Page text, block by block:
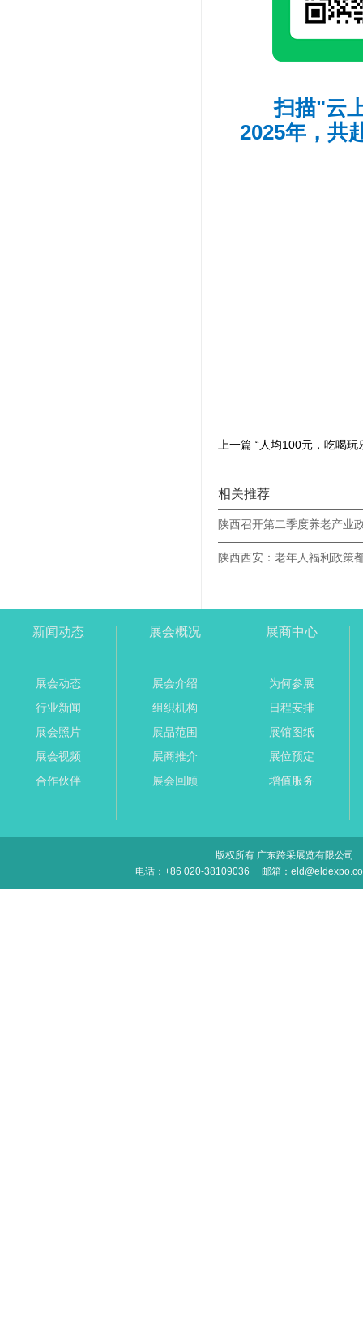
扫描"云
2025年，共
相关推荐
陕西召开第二季度养老产业
陕西西安：老年人福利政策
新闻动态
展会动态
行业新闻
展会照片
展会视频
合作伙伴
展会概况
展会介绍
组织机构
展品范围
展商推介
展会回顾
展商中心
为何参展
日程安排
展馆图纸
展位预定
增值服务
版权所有 广东跨采展览有限公司
电话：+86 020-38109036
邮箱：